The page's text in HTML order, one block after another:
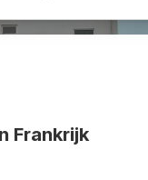
Frankrijk